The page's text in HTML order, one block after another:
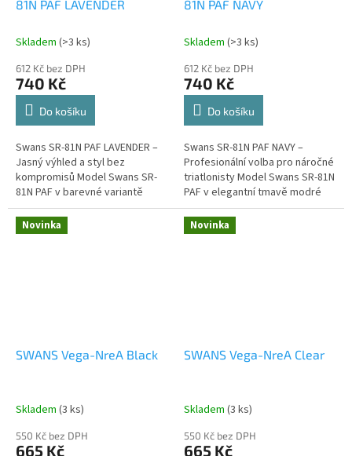
81N PAF LAVENDER
Skladem (>3 ks)
612 Kč bez DPH
740 Kč
Do košíku
Swans SR-81N PAF LAVENDER –
Jasný výhled a styl bez
kompromisů Model Swans SR-
81N PAF v barevné variantě
Lavender (levandulová)
kombinuje japonskou
technologickou špičku s...
81N PAF NAVY
Skladem (>3 ks)
612 Kč bez DPH
740 Kč
Do košíku
Swans SR-81N PAF NAVY –
Profesionální volba pro náročné
triatlonisty Model Swans SR-81N
PAF v elegantní tmavě modré
variantě (Navy) představuje
vrchol řady Ascender. Tyto
brýle...
Novinka
SWANS Vega-NreA Black
Skladem (3 ks)
550 Kč bez DPH
665 Kč
Novinka
SWANS Vega-NreA Clear
Skladem (3 ks)
550 Kč bez DPH
665 Kč